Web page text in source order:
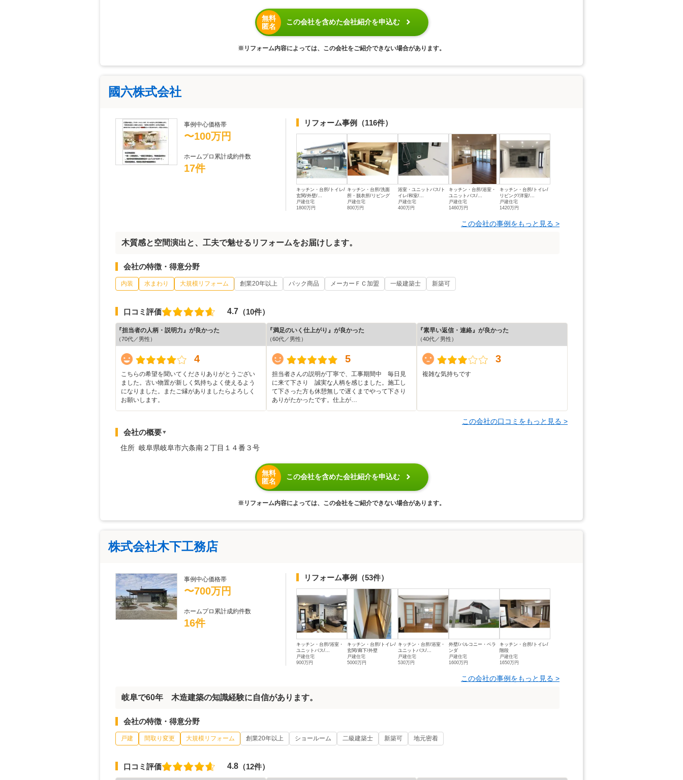
無料
匿名
この会社を含めた会社紹介を申込む
※リフォーム内容によっては、この会社をご紹介できない場合があります。
國六株式会社
事例中心価格帯
〜100万円
ホームプロ累計成約件数
17件
リフォーム事例 （116件）
キッチン・台所/トイレ/
玄関/外壁/...
戸建住宅
1800万円
キッチン・台所/洗面
所・脱衣所/リビング
戸建住宅
800万円
浴室・ユニットバス/ト
イレ/和室/...
戸建住宅
400万円
キッチン・台所/浴室・
ユニットバス/...
戸建住宅
1460万円
キッチン・台所/トイレ/
リビング/洋室/...
戸建住宅
1420万円
この会社の事例をもっと見る >
木質感と空間演出と、工夫で魅せるリフォームをお届けします。
会社の特徴・得意分野
内装 水まわり 大規模リフォーム 創業20年以上 パック商品 メーカーＦＣ加盟 一級建築士 新築可
口コミ評価 4.7 （10件）
『担当者の人柄・説明力』が良かった
（70代／男性）
4
こちらの希望を聞いてくださりありがとうござい
ました。古い物置が新しく気持ちよく使えるよう
になりました。またご縁がありましたらよろしく
お願いします。
『満足のいく仕上がり』が良かった
（60代／男性）
5
担当者さんの説明が丁寧で、工事期間中 毎日見
に来て下さり 誠実な人柄を感じました。施工し
て下さった方も休憩無しで遅くまでやって下さり
ありがたかったです。仕上が…
『素早い返信・連絡』が良かった
（40代／男性）
3
複雑な気持ちです
この会社の口コミをもっと見る >
会社の概要▼
住所 岐阜県岐阜市六条南２丁目１４番３号
無料
匿名
この会社を含めた会社紹介を申込む
※リフォーム内容によっては、この会社をご紹介できない場合があります。
株式会社木下工務店
事例中心価格帯
〜700万円
ホームプロ累計成約件数
16件
リフォーム事例 （53件）
キッチン・台所/浴室・
ユニットバス/...
戸建住宅
900万円
キッチン・台所/トイレ/
玄関/廊下/外壁
戸建住宅
5000万円
キッチン・台所/浴室・
ユニットバス/...
戸建住宅
530万円
外壁/バルコニー・ベラ
ンダ
戸建住宅
1600万円
キッチン・台所/トイレ/
階段
戸建住宅
1650万円
この会社の事例をもっと見る >
岐阜で60年 木造建築の知識経験に自信があります。
会社の特徴・得意分野
戸建 間取り変更 大規模リフォーム 創業20年以上 ショールーム 二級建築士 新築可 地元密着
口コミ評価 4.8 （12件）